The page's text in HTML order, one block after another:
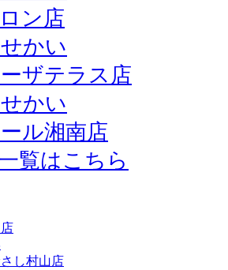
ン店
かい
ザテラス店
かい
ル湘南店
覧はこちら
し村山店